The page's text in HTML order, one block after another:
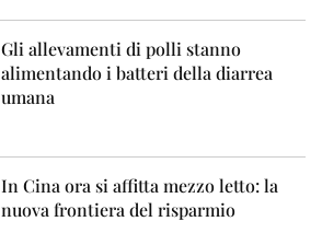
Gli allevamenti di polli stanno
alimentando i batteri della diarrea
umana
In Cina ora si affitta mezzo letto: la
nuova frontiera del risparmio